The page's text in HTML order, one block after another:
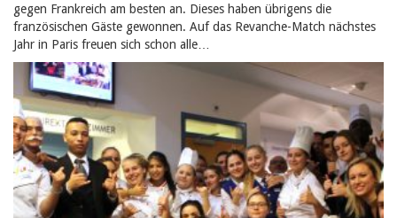
gegen Frankreich am besten an. Dieses haben übrigens die
französischen Gäste gewonnen. Auf das Revanche-Match nächstes
Jahr in Paris freuen sich schon alle…